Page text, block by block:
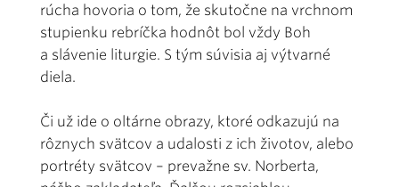
rúcha hovoria o tom, že skutočne na vrchnom
stupienku rebríčka hodnôt bol vždy Boh
a slávenie liturgie. S tým súvisia aj výtvarné
diela.
Či už ide o oltárne obrazy, ktoré odkazujú na
rôznych svätcov a udalosti z ich životov, alebo
portréty svätcov – prevažne sv. Norberta,